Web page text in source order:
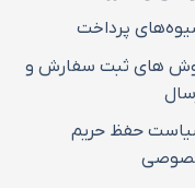
پرداخت
های ثبت سفارش و
حفظ حریم